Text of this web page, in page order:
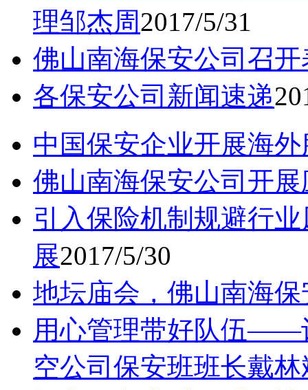
理邹杰周2017/5/31
佛山南海保安公司召
各保安公司新闻速递
中国保安企业开展海
佛山南海保安公司开
引入保险机制规避行
展2017/5/30
地坛庙会，佛山南海
用心管理带好队伍——
空公司保安班班长戴